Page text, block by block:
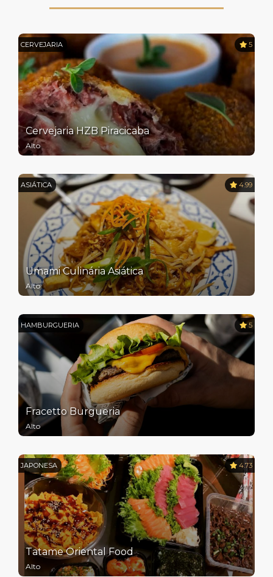
CERVEJARIA 5
Cervejaria HZB Piracicaba
Alto
ASIÁTICA 4.99
Umami Culinária Asiática
Alto
HAMBURGUERIA 5
Fracetto Burgueria
Alto
JAPONESA 4.73
Tatame Oriental Food
Alto